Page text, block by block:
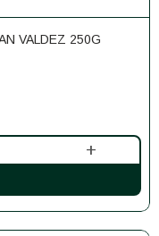
VALDEZ 250G
+